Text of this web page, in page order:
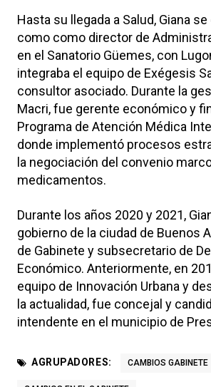
Hasta su llegada a Salud, Giana
como como director de
en el Sanatorio Güemes, con
integraba el equipo de Exégesis
consultor asociado. Durante la
Macri, fue gerente económico y
Programa de Atención Médica
donde implementó procesos
la negociación del convenio
medicamentos.
Durante los años 2020 y 2021,
gobierno de la ciudad de Buenos
de Gabinete y subsecretario de
Económico. Anteriormente, en
equipo de Innovación Urbana y
la actualidad, fue concejal y
intendente en el municipio de
AGRUPADORES: CAMBIOS GABINETE